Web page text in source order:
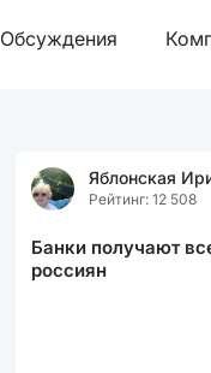
Обсуждения
Яблонская
Рейтинг: 12 508
Банки получают
россиян